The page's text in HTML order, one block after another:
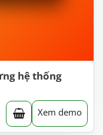
hệ thống
Xem demo